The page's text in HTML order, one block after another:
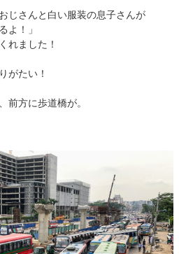
じさんと白い服装の息子さんが
よ！」
れました！
がたい！
前方に歩道橋が。